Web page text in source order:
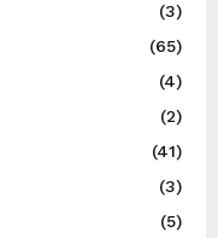
(3)
(65)
(4)
(2)
(41)
(3)
(5)